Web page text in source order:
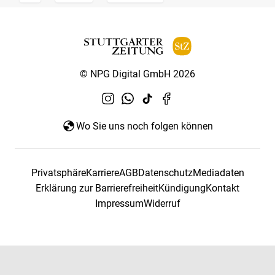
© NPG Digital GmbH 2026
Wo Sie uns noch folgen können
PrivatsphäreKarriereAGBDatenschutzMediadaten
Erklärung zur BarrierefreiheitKündigungKontakt
ImpressumWiderruf